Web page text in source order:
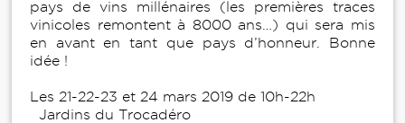
pays de vins millénaires (les premières traces
vinicoles remontent à 8000 ans…) qui sera mis
en avant en tant que pays d’honneur. Bonne
idée !
Les 21-22-23 et 24 mars 2019 de 10h-22h
Jardins du Trocadéro